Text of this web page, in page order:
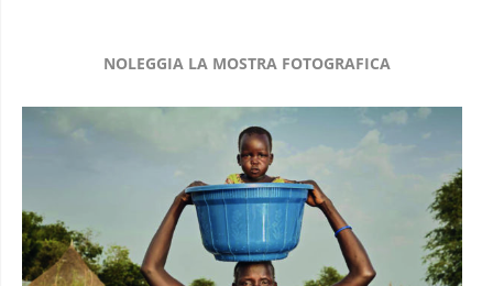
NOLEGGIA LA MOSTRA FOTOGRAFICA